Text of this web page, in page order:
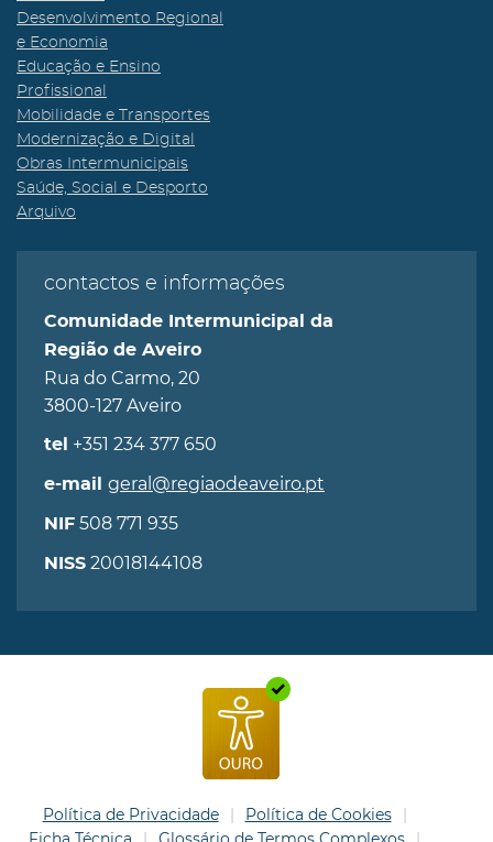
Desenvolvimento Regional
e Economia
Educação e Ensino
Profissional
Mobilidade e Transportes
Modernização e Digital
Obras Intermunicipais
Saúde, Social e Desporto
Arquivo
contactos e informações
Comunidade Intermunicipal da
Região de Aveiro
Rua do Carmo, 20
3800-127 Aveiro
tel +351 234 377 650
e-mail geral@regiaodeaveiro.pt
NIF 508 771 935
NISS 20018144108
Política de Privacidade
Política de Cookies